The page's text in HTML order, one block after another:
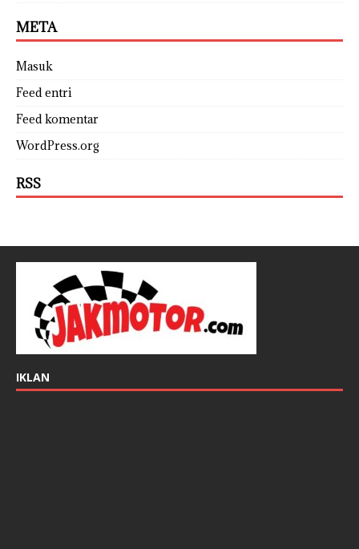
META
Masuk
Feed entri
Feed komentar
WordPress.org
RSS
IKLAN